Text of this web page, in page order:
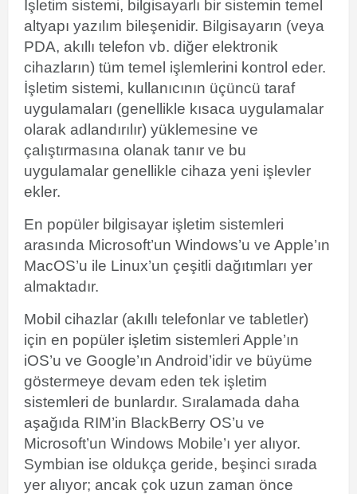
İşletim sistemi, bilgisayarlı bir sistemin temel
altyapı yazılım bileşenidir. Bilgisayarın (veya
PDA, akıllı telefon vb. diğer elektronik
cihazların) tüm temel işlemlerini kontrol eder.
İşletim sistemi, kullanıcının üçüncü taraf
uygulamaları (genellikle kısaca uygulamalar
olarak adlandırılır) yüklemesine ve
çalıştırmasına olanak tanır ve bu
uygulamalar genellikle cihaza yeni işlevler
ekler.
En popüler bilgisayar işletim sistemleri
arasında Microsoft’un Windows’u ve Apple’ın
MacOS’u ile Linux’un çeşitli dağıtımları yer
almaktadır.
Mobil cihazlar (akıllı telefonlar ve tabletler)
için en popüler işletim sistemleri Apple’ın
iOS’u ve Google’ın Android’idir ve büyüme
göstermeye devam eden tek işletim
sistemleri de bunlardır. Sıralamada daha
aşağıda RIM’in BlackBerry OS’u ve
Microsoft’un Windows Mobile’ı yer alıyor.
Symbian ise oldukça geride, beşinci sırada
yer alıyor; ancak çok uzun zaman önce